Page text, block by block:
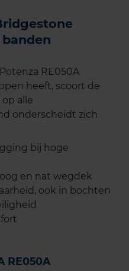
banden
RE050A
heeft, scoort de
alle
onderscheidt zich
bij hoge
en nat wegdek
ook in bochten
RE050A